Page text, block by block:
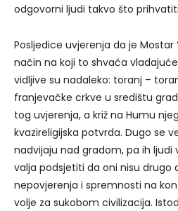
odgovorni ljudi takvo što
Posljedice uvjerenja da je Mostar
način na koji to shvaća
vidljive su nadaleko: toranj –
franjevačke crkve u središtu
tog uvjerenja, a križ na Humu
kvazireligijska potvrda. Dugo se
nadvijaju nad gradom, pa ih ljudi
valja podsjetiti da oni nisu drugo
nepovjerenja i spremnosti na
volje za sukobom civilizacija.